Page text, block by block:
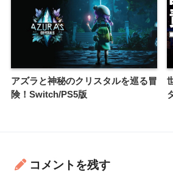
アズラと神秘のクリスタルを巡る冒
険！Switch/PS5版
コメントを残す